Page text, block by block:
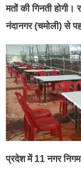
मतों की गिनती
नंदानगर (चमोली) से
प्रदेश में 11 नगर